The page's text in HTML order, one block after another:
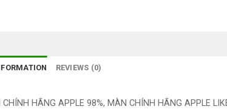
REVIEWS (0)
CHÍNH HÃNG APPLE 98%, MÀN CHÍNH HÃNG APPLE